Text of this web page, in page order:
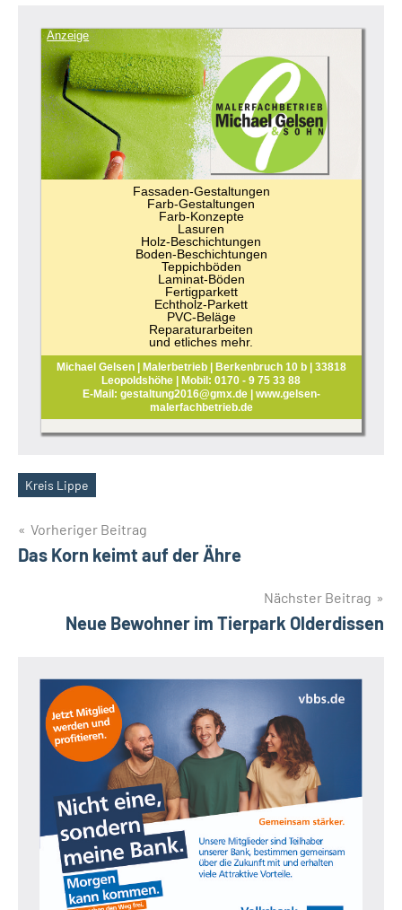
Anzeige
Fassaden-Gestaltungen
Farb-Gestaltungen
Farb-Konzepte
Lasuren
Holz-Beschichtungen
Boden-Beschichtungen
Teppichböden
Laminat-Böden
Fertigparkett
Echtholz-Parkett
PVC-Beläge
Reparaturarbeiten
und etliches mehr.
Michael Gelsen | Malerbetrieb | Berkenbruch 10 b | 33818
Leopoldshöhe | Mobil: 0170 - 9 75 33 88
E-Mail: gestaltung2016@gmx.de | www.gelsen-
malerfachbetrieb.de
Schlagwörter
Kreis Lippe
Beitragsnavigation
Vorheriger Beitrag
Das Korn keimt auf der Ähre
Nächster Beitrag
Neue Bewohner im Tierpark Olderdissen